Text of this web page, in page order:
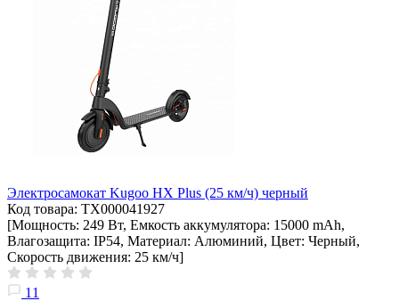
Электросамокат Kugoo HX Plus (25 км/ч) черный
Код товара: ТХ000041927
[Мощность: 249 Вт, Емкость аккумулятора: 15000 mAh,
Влагозащита: IP54, Материал: Алюминий, Цвет: Черный,
Скорость движения: 25 км/ч]
11